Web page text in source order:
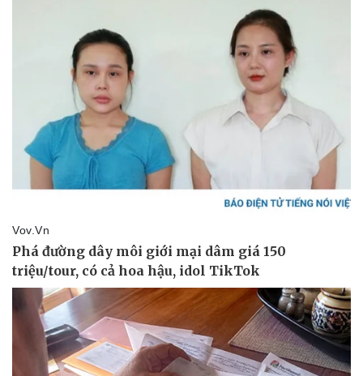
Pháp luật
Vụ án
Tư vấn luật
Quân sự - Quốc phòng
Vũ khí
Việt Nam